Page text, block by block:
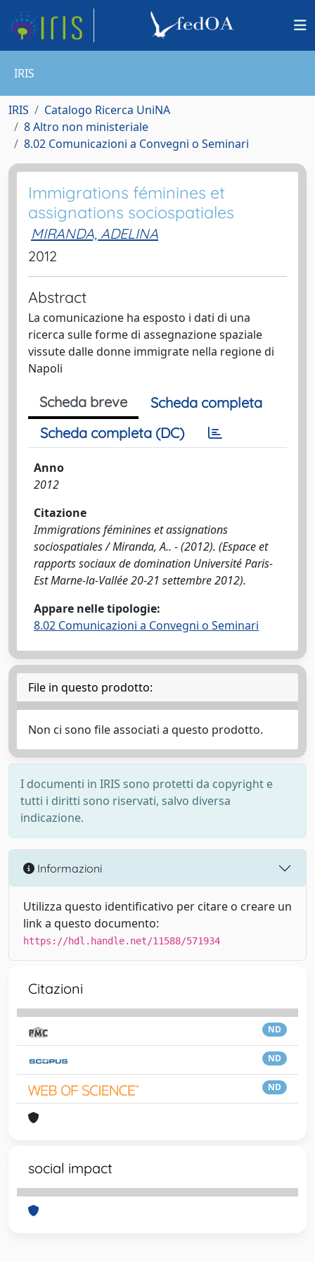
IRIS
IRIS
Catalogo Ricerca UniNA
8 Altro non ministeriale
8.02 Comunicazioni a Convegni o Seminari
Immigrations féminines et
assignations sociospatiales
MIRANDA, ADELINA
2012
Abstract
La comunicazione ha esposto i dati di una
ricerca sulle forme di assegnazione spaziale
vissute dalle donne immigrate nella regione di
Napoli
Scheda breve
Scheda completa
Scheda completa (DC)
Anno
2012
Citazione
Immigrations féminines et assignations
sociospatiales / Miranda, A.. - (2012). (Espace et
rapports sociaux de domination Université Paris-
Est Marne-la-Vallée 20-21 settembre 2012).
Appare nelle tipologie:
8.02 Comunicazioni a Convegni o Seminari
File in questo prodotto:
Non ci sono file associati a questo prodotto.
I documenti in IRIS sono protetti da copyright e
tutti i diritti sono riservati, salvo diversa
indicazione.
Informazioni
Utilizza questo identificativo per citare o creare un
link a questo documento:
https://hdl.handle.net/11588/571934
Citazioni
ND
ND
ND
social impact